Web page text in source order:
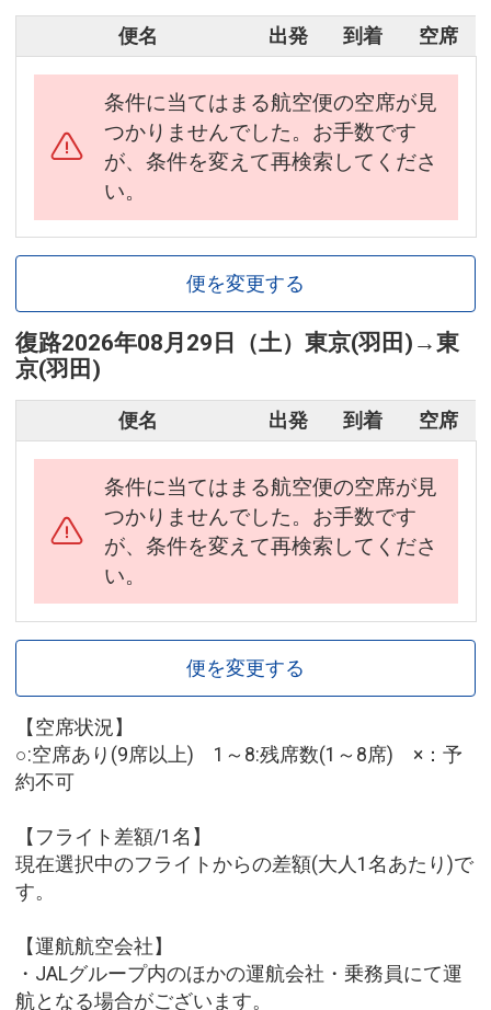
便名 出発 到着 空席
条件に当てはまる航空便の空席が見
つかりませんでした。お手数です
が、条件を変えて再検索してくださ
い。
便を変更する
復路2026年08月29日（土） 東京(羽田) →東
京(羽田)
便名 出発 到着 空席
条件に当てはまる航空便の空席が見
つかりませんでした。お手数です
が、条件を変えて再検索してくださ
い。
便を変更する
【空席状況】
○:空席あり(9席以上) 1～8:残席数(1～8席) ×：予
約不可
【フライト差額/1名】
現在選択中のフライトからの差額(大人1名あたり)で
す。
【運航航空会社】
・JALグループ内のほかの運航会社・乗務員にて運
航となる場合がございます。